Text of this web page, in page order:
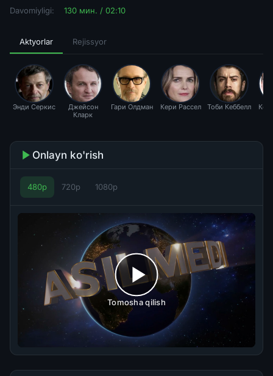
Davomiyligi:
130 мин. / 02:10
Aktyorlar Rejissyor
Энди Серкис
Джейсон
Кларк
Гари Олдман Кери Рассел Тоби Кеббелл
Onlayn ko'rish
480p 720p 1080p
Tomosha qilish